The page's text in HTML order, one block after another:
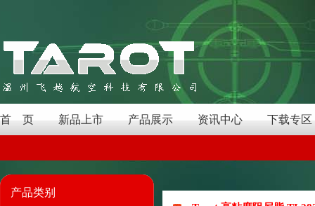
首 页 新品上市 产品展示 资讯中心 下载专区
产品类别